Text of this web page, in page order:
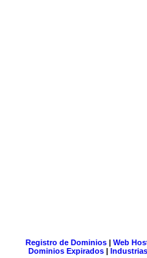
Registro de Dominios| Web
Dominios Expirados | Industrias